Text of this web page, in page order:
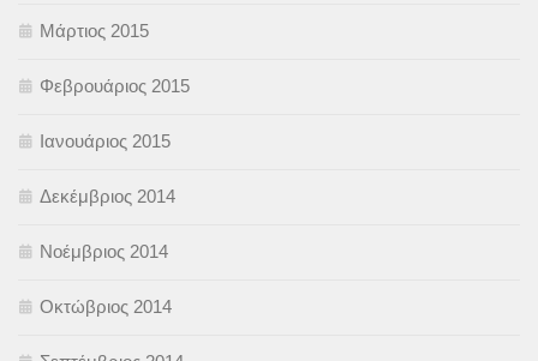
Μάρτιος 2015
Φεβρουάριος 2015
Ιανουάριος 2015
Δεκέμβριος 2014
Νοέμβριος 2014
Οκτώβριος 2014